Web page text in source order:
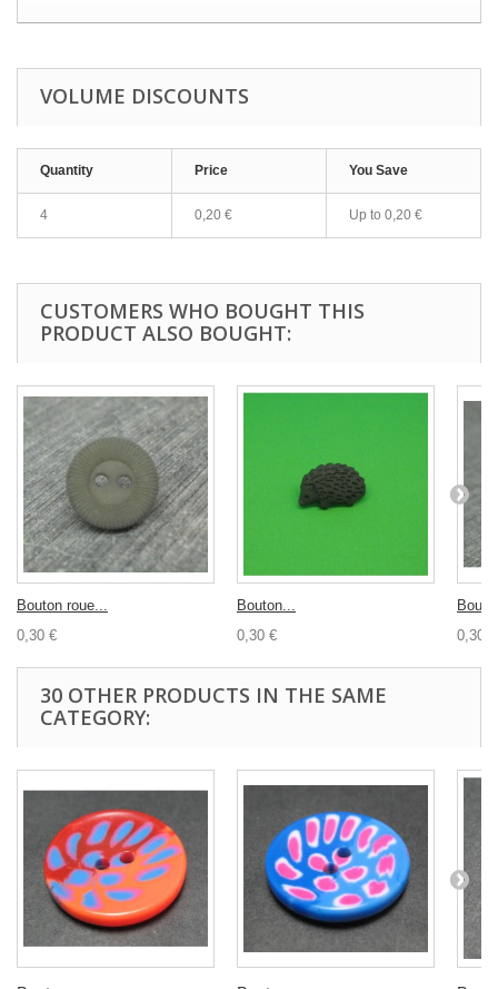
VOLUME DISCOUNTS
Quantity Price You Save
4 0,20 € Up to 0,20 €
CUSTOMERS WHO BOUGHT THIS
PRODUCT ALSO BOUGHT:
Bouton roue...
0,30 €
Bouton...
0,30 €
0,30 €
30 OTHER PRODUCTS IN THE SAME
CATEGORY: